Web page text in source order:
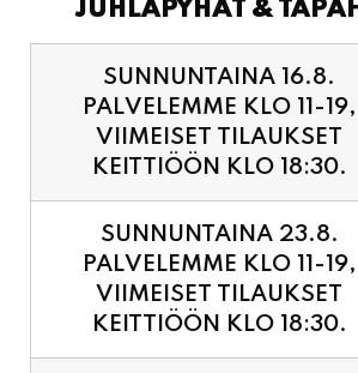
PALVELEMME KLO 11-19,
VIIMEISET TILAUKSET
KEITTIÖÖN KLO 18:30.
SUNNUNTAINA 23.8.
PALVELEMME KLO 11-19,
VIIMEISET TILAUKSET
KEITTIÖÖN KLO 18:30.
SUNNUNTAINA 30.8.
PALVELEMME KLO 11-19,
VIIMEISET TILAUKSET